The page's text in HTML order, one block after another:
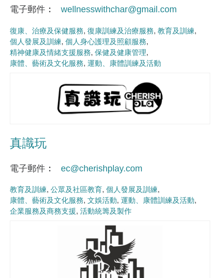
電子郵件 wellnesswithchar@gmail.com
復康、治療及保健服務 復康訓練及治療服務 教育及訓練
個人發展及訓練 個人身心護理及照顧服務
精神健康及情緒支援服務 保健及健康管理
康體、藝術及文化服務 運動、康體訓練及活動
真識玩
電子郵件 ec@cherishplay.com
教育及訓練 公眾及社區教育 個人發展及訓練
康體、藝術及文化服務 文娛活動 運動、康體訓練及活動
企業服務及商務支援 活動統籌及製作